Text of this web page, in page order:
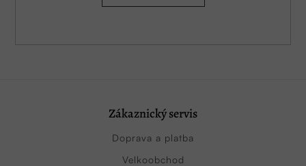
Zákaznický servis
Doprava a platba
Velkoobchod